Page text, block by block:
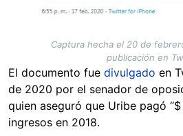
Captura hecha el 20 de
publicación en
El documento fue divulgado en
de 2020 por el senador de
quien aseguró que Uribe pagó
ingresos en 2018.